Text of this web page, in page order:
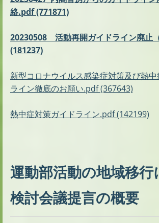
絡.pdf (771871)
20230508 活動再開ガイドライン廃止
(181237)
新型コロナウイルス感染症対策及び熱
ライン徹底のお願い.pdf (367643)
熱中症対策ガイドライン.pdf (142199)
運動部活動の地域移行
検討会議提言の概要